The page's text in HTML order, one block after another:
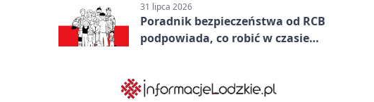
31 lipca 2026
Poradnik bezpieczeństwa od RCB
podpowiada, co robić w czasie